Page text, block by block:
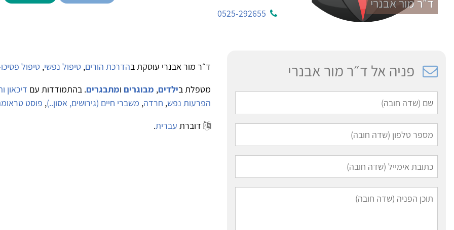
0525-292655
פניה אל ד״ר מור אבנרי ד״ר מור אבנרי עוסקת בהדרכת הורים, טיפול נפשי, טיפול
מטפלת בילדים, מבוגרים ומתבגרים. בהתמודדות עם דיכאון
הפרעות נפש, חרדה, משברי חיים (גירושים, אסון..), פוסט
דוברת עברית.